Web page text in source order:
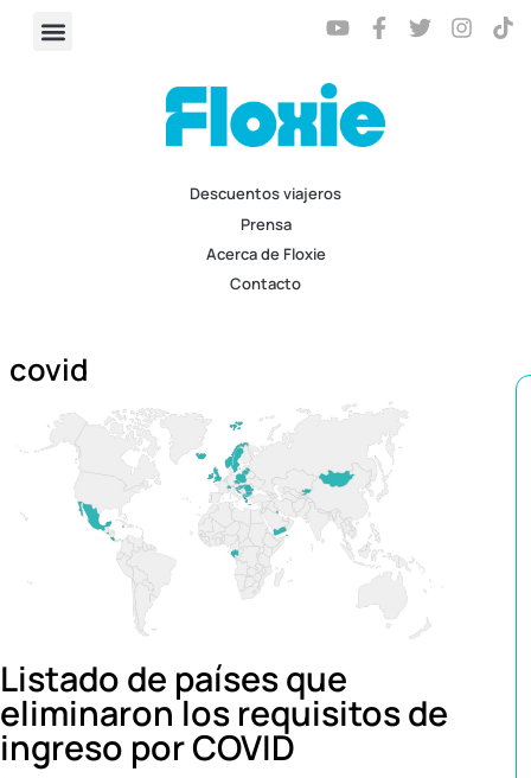
Descuentos viajeros
Prensa
Acerca de Floxie
Contacto
covid
Listado de países que
eliminaron los requisitos de
ingreso por COVID